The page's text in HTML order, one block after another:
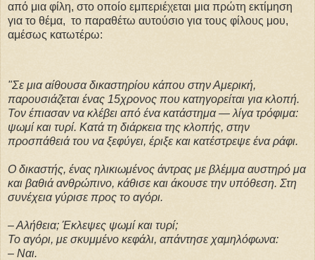
από μια φίλη, στο οποίο εμπεριέχεται μια πρώτη εκτίμηση
για το θέμα, το παραθέτω αυτούσιο για τους φίλους μου,
αμέσως κατωτέρω:
"Σε μια αίθουσα δικαστηρίου κάπου στην Αμερική,
παρουσιάζεται ένας 15χρονος που κατηγορείται για κλοπή.
Τον έπιασαν να κλέβει από ένα κατάστημα — λίγα τρόφιμα:
ψωμί και τυρί. Κατά τη διάρκεια της κλοπής, στην
προσπάθειά του να ξεφύγει, έριξε και κατέστρεψε ένα ράφι.
Ο δικαστής, ένας ηλικιωμένος άντρας με βλέμμα αυστηρό μα
και βαθιά ανθρώπινο, κάθισε και άκουσε την υπόθεση. Στη
συνέχεια γύρισε προς το αγόρι.
– Αλήθεια; Έκλεψες ψωμί και τυρί;
Το αγόρι, με σκυμμένο κεφάλι, απάντησε χαμηλόφωνα:
– Ναι.